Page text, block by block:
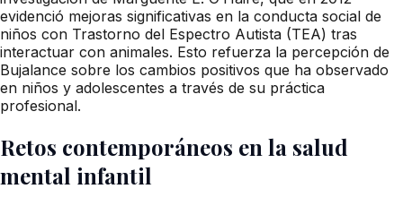
evidenció mejoras significativas en la conducta social de
niños con Trastorno del Espectro Autista (TEA) tras
interactuar con animales. Esto refuerza la percepción de
Bujalance sobre los cambios positivos que ha observado
en niños y adolescentes a través de su práctica
profesional.
Retos contemporáneos en la salud
mental infantil